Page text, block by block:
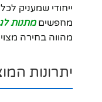
ייחודי שמעניק
מחפשיםמתנות
מהווה בחירה
יתרונות